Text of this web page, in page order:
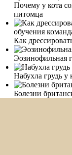
Почему у кота
питомца
Как
Эозинофильная
Набухла грудь у
Болезни